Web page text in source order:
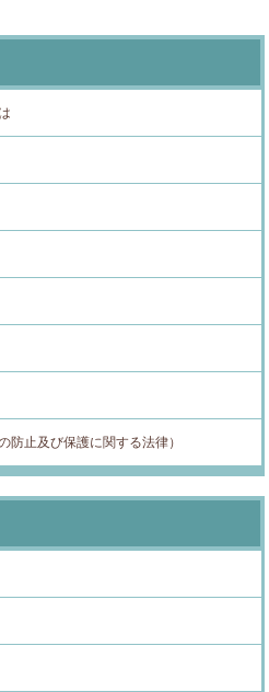
防止及び保護に関する法律）